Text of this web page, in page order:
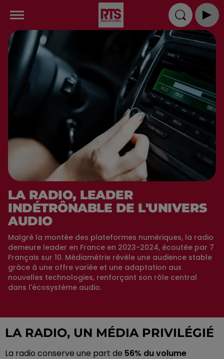
LA RADIO, LEADER
INDÉTRÔNABLE DE L'UNIVERS
AUDIO
Malgré la montée des plateformes numériques, la radio
demeure leader en France en 2023-2024, écoutée par 7
Français sur 10. Médiamétrie révèle une audience stable
grâce à une offre variée et une adaptation aux
nouvelles technologies, renforçant son rôle central
dans l'écosystème audio.
LA RADIO, UN MÉDIA PRIVILÉGIÉ
La radio conserve une part de 56% du volume